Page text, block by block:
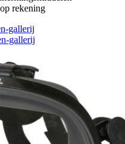
rekening
gallerij
gallerij